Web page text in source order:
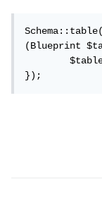
(Blueprint
	$table->longText('column_name');
});